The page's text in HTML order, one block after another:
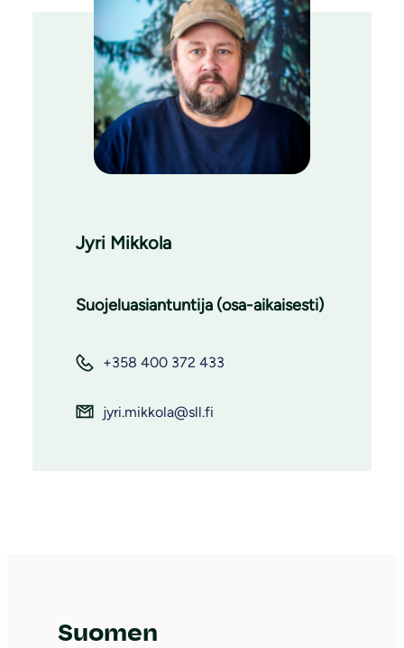
Jyri Mikkola
Suojeluasiantuntija (osa-aikaisesti)
+358 400 372 433
jyri.mikkola@sll.fi
Suomen